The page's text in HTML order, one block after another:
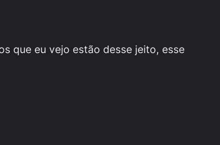
que eu vejo estão desse jeito, esse